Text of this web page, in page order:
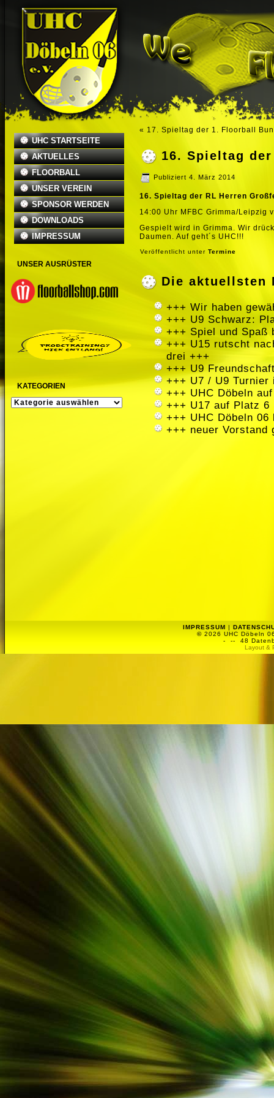
UHC STARTSEITE
AKTUELLES
FLOORBALL
UNSER VEREIN
SPONSOR WERDEN
DOWNLOADS
IMPRESSUM
UNSER AUSRÜSTER
KATEGORIEN
KATEGORIEN
« 17. Spieltag der 1. Floorball
16. Spieltag
Publiziert 4. März 2014
16. Spieltag der RL Herren
14:00 Uhr MFBC Grimma/Leipzig
Gespielt wird in Grimma. Wir
Daumen. Auf geht´s UHC!!!
Veröffentlicht unter Termine
Die aktuellsten
+++ Wir haben
+++ U9 Schwarz:
+++ Spiel und Spaß
+++ U15 rutscht
drei +++
+++ U9
+++ U7 / U9 Turnier
+++ UHC Döbeln
+++ U17 auf Platz
+++ UHC Döbeln
+++ neuer Vorstand
IMPRESSUM |
© 2026 UHC Döbeln
-
-- 48
Layout &